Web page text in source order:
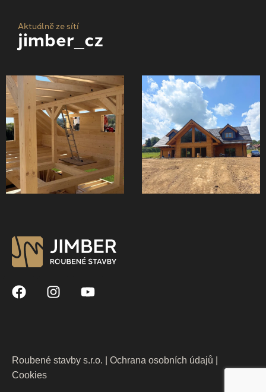
Aktuálně ze sítí
jimber_cz
Roubené stavby s.r.o. | Ochrana osobních údajů
Cookies